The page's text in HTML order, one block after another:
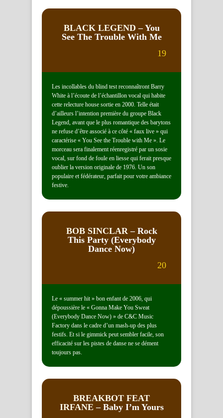
BLACK LEGEND – You
See The Trouble With Me
19
Les incollables du blind test reconnaîtront Barry
White à l’écoute de l’échantillon vocal qui habite
cette relecture house sortie en 2000. Telle était
d’ailleurs l’intention première du groupe Black
Legend, avant que le plus romantique des barytons
ne refuse d’être associé à ce côté « faux live » qui
caractérise « You See the Trouble with Me ». Le
morceau sera finalement réenregistré par un sosie
vocal, sur fond de foule en liesse qui ferait presque
oublier la version originale de 1976. Un son
populaire et fédérateur, parfait pour votre ambiance
festive.
BOB SINCLAR– Rock
This Party (Everybody
Dance Now)
20
Le « summer hit » bon enfant de 2006, qui
dépoussière le « Gonna Make You Sweat
(Everybody Dance Now) » de C&C Music
Factory dans le cadre d’un mash-up des plus
festifs. Et si le gimmick peut sembler facile, son
efficacité sur les pistes de danse ne se dément
toujours pas.
BREAKBOT FEAT
IRFANE – Baby I’m Yours